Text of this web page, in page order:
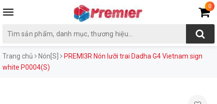
Toggle
0
Trang chủ Nón[S]
PREMI3R Nón lưỡi trai Dadha G4 Vietnam sign
white P0004(S)